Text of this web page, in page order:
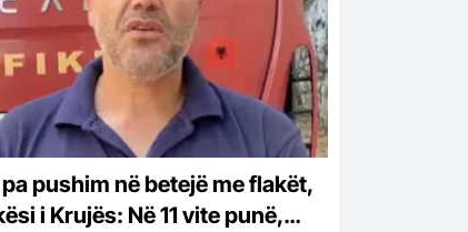
pushim në betejë me flakët,
i Krujës: Në 11 vite punë,